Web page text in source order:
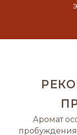
Аромат